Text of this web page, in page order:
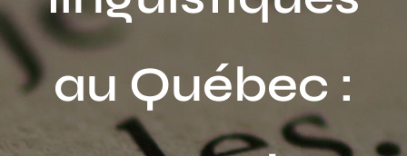
Activités
Publications
sur
au Québec :